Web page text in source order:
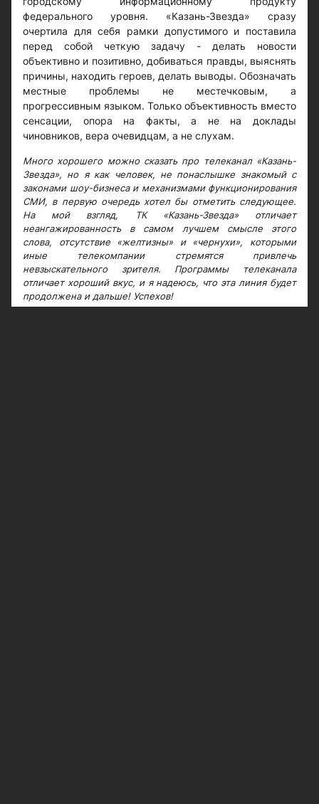
федерального уровня. «Казань-Звезда» сразу
очертила для себя рамки допустимого и поставила
перед собой четкую задачу - делать новости
объективно и позитивно, добиваться правды, выяснять
причины, находить героев, делать выводы. Обозначать
местные проблемы не местечковым, а
прогрессивным языком. Только объективность вместо
сенсации, опора на факты, а не на доклады
чиновников, вера очевидцам, а не слухам.
Много хорошего можно сказать про телеканал «Казань-
Звезда», но я как человек, не понаслышке знакомый с
законами шоу-бизнеса и механизмами функционирования
СМИ, в первую очередь хотел бы отметить следующее.
На мой взгляд, ТК «Казань-Звезда» отличает
неангажированность в самом лучшем смысле этого
слова, отсутствие «желтизны» и «чернухи», которыми
иные телекомпании стремятся привлечь
невзыскательного зрителя. Программы телеканала
отличает хороший вкус, и я надеюсь, что эта линия будет
продолжена и дальше! Успехов!